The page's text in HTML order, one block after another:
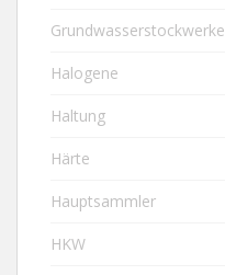
Grundwasserstockwerke
Halogene
Haltung
Härte
Hauptsammler
HKW